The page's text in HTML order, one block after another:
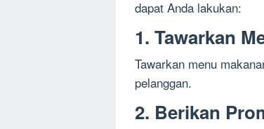
dapat Anda lakukan:
1. Tawarkan
Tawarkan menu
pelanggan.
2. Berikan